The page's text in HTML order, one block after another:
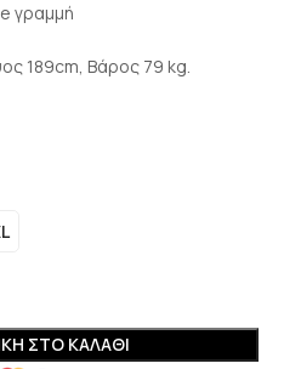
γραμμή
189cm, Βάρος 79 kg.
ΣΤΟ ΚΑΛΆΘΙ